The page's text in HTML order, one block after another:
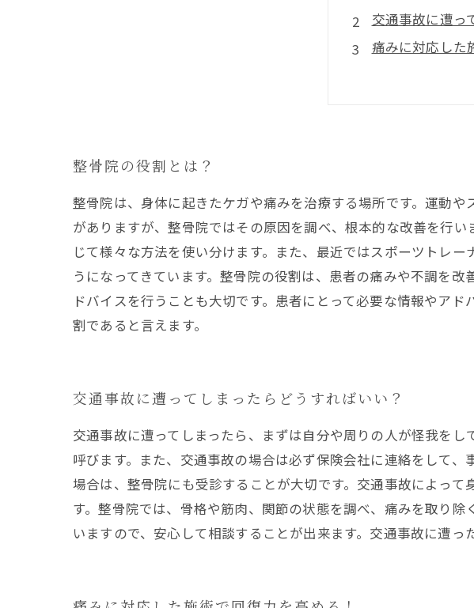
交通事故に遭っ
痛みに対応した
痛みの原因に
整骨院の役割とは？
整骨院は、身体に起きたケガや痛みを治療する場所です。運動
がありますが、整骨院ではその原因を調べ、根本的な改善を行
じて様々な方法を使い分けます。また、最近ではスポーツトレ
うになってきています。整骨院の役割は、患者の痛みや不調を
ドバイスを行うことも大切です。患者にとって必要な情報やア
割であると言えます。
交通事故に遭ってしまったらどうすればいい？
交通事故に遭ってしまったら、まずは自分や周りの人が怪我を
呼びます。また、交通事故の場合は必ず保険会社に連絡をして
場合は、整骨院にも受診することが大切です。交通事故によっ
す。整骨院では、骨格や筋肉、関節の状態を調べ、痛みを取り
いますので、安心して相談することが出来ます。交通事故に遭